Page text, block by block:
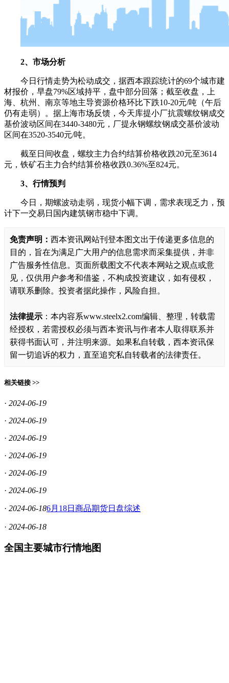
2、市场分析
今日行情走势为松动成交，据西本跟踪统计的69个城市建
材报价，早盘79%区域持平，盘中部分回落；截至收盘，上
海、杭州、南京等地主导资源价格环比下跌10-20元/吨（午后
仍有走弱）。据上海市场反馈，今天库提小厂抗震螺纹钢成交
基价波动区间在3440-3480元，厂提永钢螺纹钢成交基价波动
区间在3520-3540元/吨。
截至日间收盘，螺纹主力合约结算价格收跌20元至3614
元，铁矿石主力合约结算价格收跌0.36%至824元。
3、行情预判
今日，期螺波动走弱，现货小幅下调，需求表现乏力，预
计下一交易日国内建筑钢市稳中下调。
免责声明： 西本资讯网站刊登本图文出于传递更多信息的
目的，旨在为满足广大用户的信息需求而采集提供，并非
广告服务性信息。页面所载图文不代表本网站之观点或意
见，仅供用户参考和借鉴，不构成投资建议，如有侵权，
请联系删除。投资者据此操作，风险自担。
法律提示 ：本内容系www.steelx2.com编辑、整理，转载需
经授权，若需授权必须与西本资讯与作者本人取得联系并
获得书面认可，并注明来源。如果私自转载，西本资讯保
留一切追诉的权力，直至追究私自转载者的法律责任。
相关链接 >>
· 2024-06-19
· 2024-06-19
· 2024-06-19
· 2024-06-19
· 2024-06-19
· 2024-06-19
· 2024-06-186月18日商品期货日盘综述
· 2024-06-18
全国主要城市行情地图